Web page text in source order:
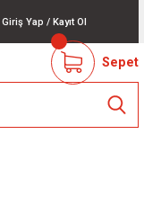
Giriş Yap / Kayıt Ol
Sepet